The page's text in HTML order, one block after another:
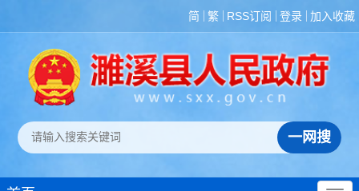
简 繁 RSS订阅 登录 加入收藏